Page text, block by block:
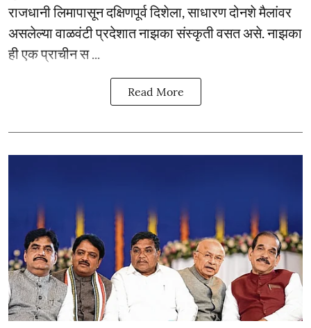
राजधानी लिमापासून दक्षिणपूर्व दिशेला, साधारण दोनशे मैलांवर
असलेल्या वाळवंटी प्रदेशात नाझका संस्कृती वसत असे. नाझका
ही एक प्राचीन स ...
Read More